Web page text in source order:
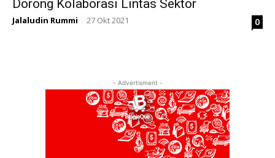
Dorong Kolaborasi Lintas Sektor
Jalaludin Rummi - 27 Okt 2021 0
- Advertisment -